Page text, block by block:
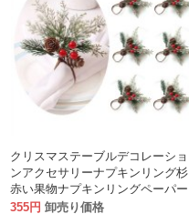
クリスマステーブルデコレーショ
ンアクセサリーナプキンリング杉
赤い果物ナプキンリングペーパー
タオルバックル準備ができている
355円 卸売り価格